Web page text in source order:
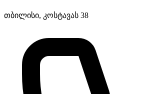
თბილისი, კოსტავას 38